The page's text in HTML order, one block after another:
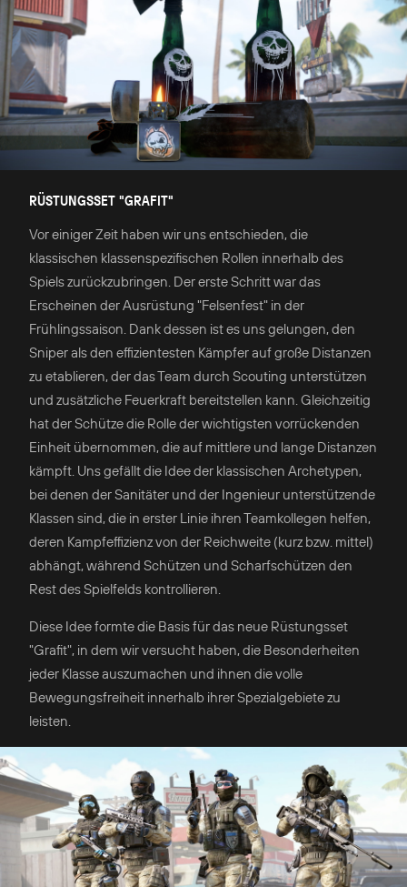
RÜSTUNGSSET "GRAFIT"
Vor einiger Zeit haben wir uns entschieden, die
klassischen klassenspezifischen Rollen innerhalb des
Spiels zurückzubringen. Der erste Schritt war das
Erscheinen der Ausrüstung "Felsenfest" in der
Frühlingssaison. Dank dessen ist es uns gelungen, den
Sniper als den effizientesten Kämpfer auf große Distanzen
zu etablieren, der das Team durch Scouting unterstützen
und zusätzliche Feuerkraft bereitstellen kann. Gleichzeitig
hat der Schütze die Rolle der wichtigsten vorrückenden
Einheit übernommen, die auf mittlere und lange Distanzen
kämpft. Uns gefällt die Idee der klassischen Archetypen,
bei denen der Sanitäter und der Ingenieur unterstützende
Klassen sind, die in erster Linie ihren Teamkollegen helfen,
deren Kampfeffizienz von der Reichweite (kurz bzw. mittel)
abhängt, während Schützen und Scharfschützen den
Rest des Spielfelds kontrollieren.
Diese Idee formte die Basis für das neue Rüstungsset
"Grafit", in dem wir versucht haben, die Besonderheiten
jeder Klasse auszumachen und ihnen die volle
Bewegungsfreiheit innerhalb ihrer Spezialgebiete zu
leisten.